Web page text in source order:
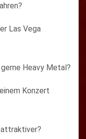
Las Vega
Heavy Metal?
Konzert
attraktiver?